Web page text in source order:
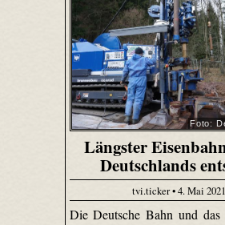
Foto:
Längster
Deutschlands
tvi.ticker • 4. Mai 2021
Die Deutsche Bahn und das